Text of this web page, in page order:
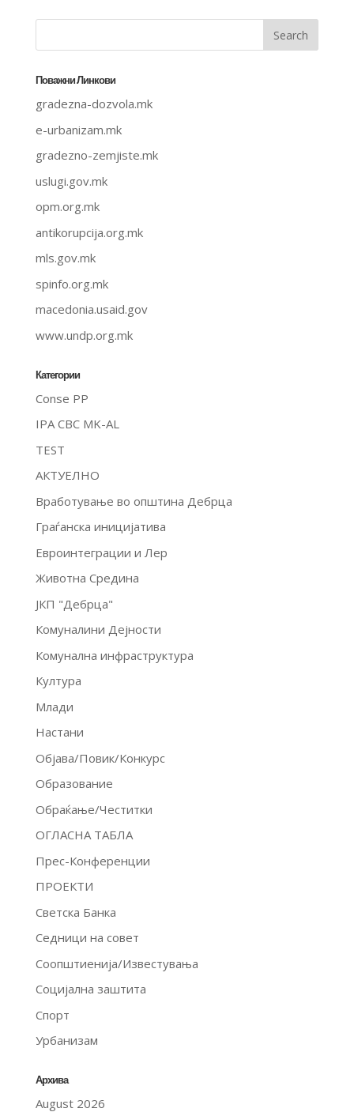
Поважни Линкови
gradezna-dozvola.mk
e-urbanizam.mk
gradezno-zemjiste.mk
uslugi.gov.mk
opm.org.mk
antikorupcija.org.mk
mls.gov.mk
spinfo.org.mk
macedonia.usaid.gov
www.undp.org.mk
Категории
Conse PP
IPA CBC MK-AL
TEST
АКТУЕЛНО
Вработување во општина Дебрца
Граѓанска иницијатива
Евроинтеграции и Лер
Животна Средина
ЈКП "Дебрца"
Комуналини Дејности
Комунална инфраструктура
Култура
Млади
Настани
Објава/Повик/Конкурс
Образование
Обраќање/Честитки
ОГЛАСНА ТАБЛА
Прес-Конференции
ПРОЕКТИ
Светска Банка
Седници на совет
Соопштиенија/Известувања
Социјална заштита
Спорт
Урбанизам
Архива
August 2026